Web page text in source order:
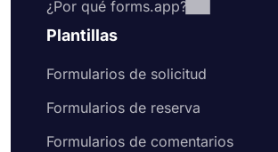
¿Por qué forms.app?
Plantillas
Formularios de solicitud
Formularios de reserva
Formularios de comentarios